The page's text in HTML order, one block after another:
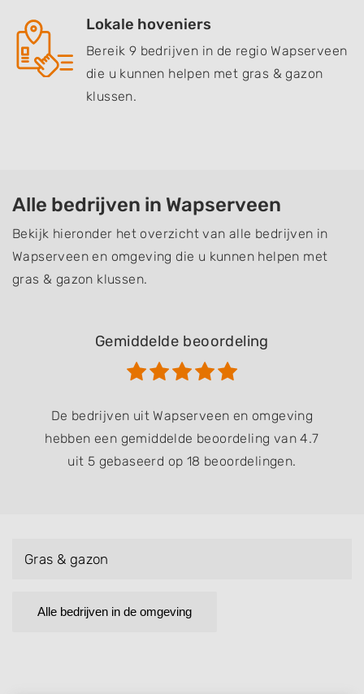
Lokale hoveniers
Bereik 9 bedrijven in de regio Wapserveen
die u kunnen helpen met gras & gazon
klussen.
Alle bedrijven in Wapserveen
Bekijk hieronder het overzicht van alle bedrijven in
Wapserveen en omgeving die u kunnen helpen met
gras & gazon klussen.
Gemiddelde beoordeling
De bedrijven uit Wapserveen en omgeving
hebben een gemiddelde beoordeling van 4.7
uit 5 gebaseerd op 18 beoordelingen.
Gras & gazon
Alle bedrijven in de omgeving